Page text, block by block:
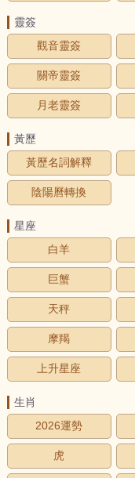
靈簽
觀音靈簽
關帝靈簽
月老靈簽
黃歷
黃歷名詞解釋
陰陽曆轉換
星座
白羊
巨蟹
天秤
摩羯
上升星座
生肖
2026運勢
虎